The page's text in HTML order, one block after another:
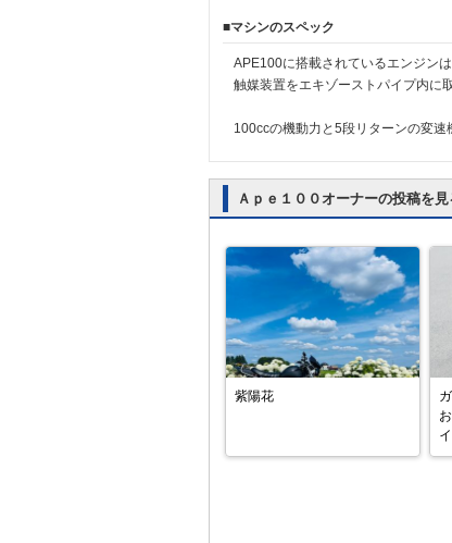
■マシンのスペック
APE100に搭載されているエンジン
触媒装置をエキゾーストパイプ内に
100ccの機動力と5段リターンの変速
Ａｐｅ１００オーナーの投稿を見
紫陽花